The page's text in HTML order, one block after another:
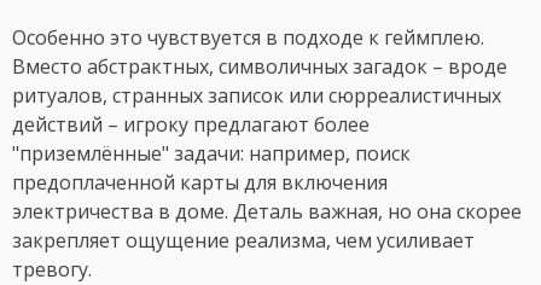
Особенно это чувствуется в подходе к геймплею.
Вместо абстрактных, символичных загадок – вроде
ритуалов, странных записок или сюрреалистичных
действий – игроку предлагают более
"приземлённые" задачи: например, поиск
предоплаченной карты для включения
электричества в доме. Деталь важная, но она скорее
закрепляет ощущение реализма, чем усиливает
тревогу.